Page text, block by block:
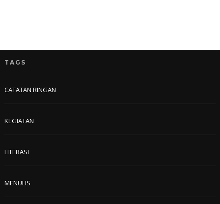
TAGS
CATATAN RINGAN
KEGIATAN
LITERASI
MENULIS